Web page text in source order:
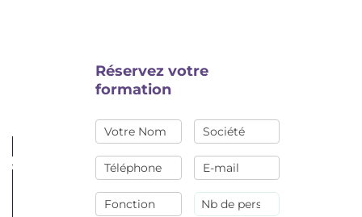
Réservez votre
formation